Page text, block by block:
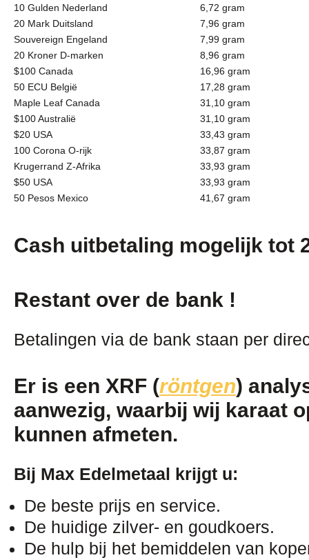
10 Gulden Nederland
6,72 gram
20 Mark Duitsland
7,96 gram
Souvereign Engeland
7,99 gram
20 Kroner D-marken
8,96 gram
$100 Canada
16,96 gram
50 ECU België
17,28 gram
Maple Leaf Canada
31,10 gram
$100 Australië
31,10 gram
$20 USA
33,43 gram
100 Corona O-rijk
33,87 gram
Krugerrand Z-Afrika
33,93 gram
$50 USA
33,93 gram
50 Pesos Mexico
41,67 gram
Cash uitbetaling mogelijk tot
Restant over de bank !
Betalingen via de bank staan per
Er is een XRF (röntgen)
aanwezig, waarbij wij karaat
kunnen afmeten.
Bij Max Edelmetaal krijgt u:
De beste prijs en service.
De huidige zilver- en goudkoers.
De hulp bij het bemiddelen van